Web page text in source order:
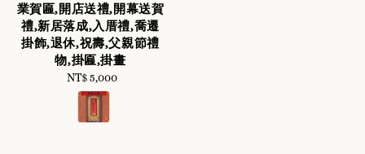
業賀匾,開店送禮,開幕送賀
禮,新居落成,入厝禮,喬遷
掛飾,退休,祝壽,父親節禮
物,掛匾,掛畫
Regular
price
NT$ 5,000